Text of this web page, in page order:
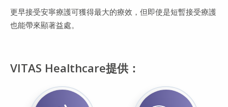
更早接受安寧療護可獲得最大的療效，但即使是短暫接受療護
也能帶來顯著益處。
VITAS Healthcare提供：